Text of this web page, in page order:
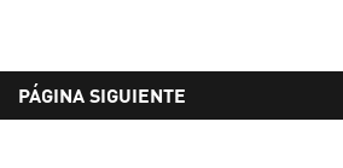
PÁGINA SIGUIENTE